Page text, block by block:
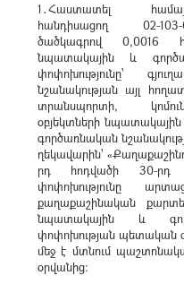
1․Հաստատել
հանդիսացող 02-
ծածկագրով 0,0016
նպատակային և
փոփոխությունը՝
նշանակության այլ
տրանսպորտի,
օբյեկտների
գործառնական
ղեկավարին՝
րդ հոդվածի 30-րդ
փոփոխությունը
քաղաքաշինական
նպատակային և
փոփոխության պետական
մեջ է մտնում
օրվանից: